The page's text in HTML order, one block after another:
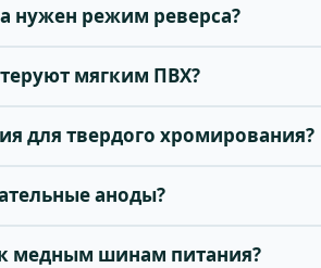
нужен режим реверса?
мягким ПВХ?
для твердого хромирования?
аноды?
медным шинам питания?